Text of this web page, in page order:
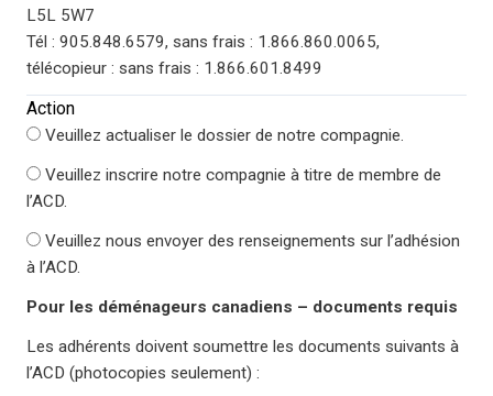
L5L 5W7
Tél : 905.848.6579, sans frais : 1.866.860.0065,
télécopieur : sans frais : 1.866.601.8499
Action
Veuillez actualiser le dossier de notre compagnie.
Veuillez inscrire notre compagnie à titre de membre de
l’ACD.
Veuillez nous envoyer des renseignements sur l’adhésion
à l’ACD.
Pour les déménageurs canadiens – documents requis
Les adhérents doivent soumettre les documents suivants à
l’ACD (photocopies seulement) :